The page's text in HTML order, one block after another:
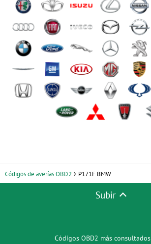
Códigos de averías OBD2 P171F BMW
Subir
Códigos OBD2 más consultados